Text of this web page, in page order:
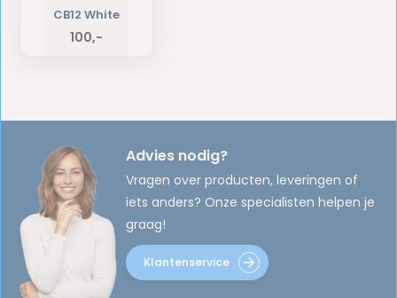
CB12 White
100,-
Advies nodig?
Vragen over producten, leveringen of
iets anders? Onze specialisten helpen je
graag!
Klantenservice